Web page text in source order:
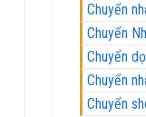
Chuyển
Chuyển
Chuyển
Chuyển
Chuyển